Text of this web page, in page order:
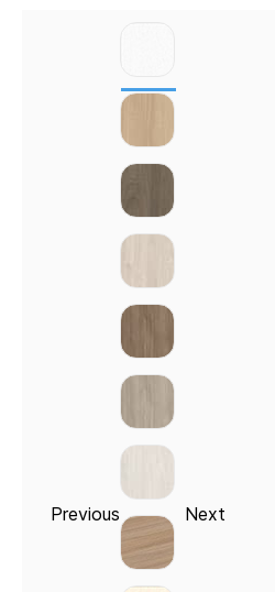
Previous Next